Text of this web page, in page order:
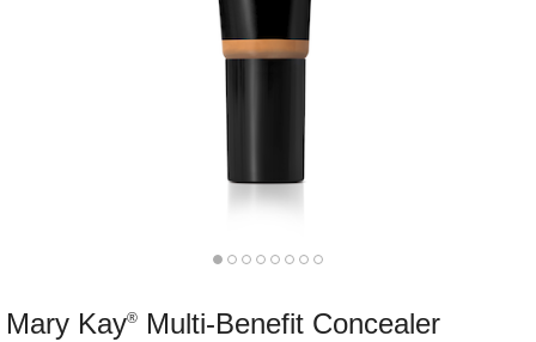
Mary Kay® Multi-Benefit Concealer